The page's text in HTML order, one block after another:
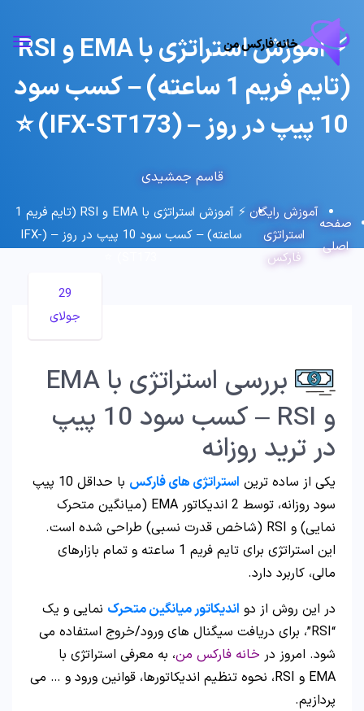
⚡️ آموزش استراتژی با EMA و RSI
(تایم فریم 1 ساعته) – کسب سود
10 پیپ در روز – (IFX-ST173) ⭐️
قاسم جمشیدی
صفحه
اصلی
آموزش رایگان
استراتژی
فارکس
⚡️ آموزش استراتژی با EMA و RSI (تایم فریم 1
ساعته) – کسب سود 10 پیپ در روز – (IFX-
29
جولای
بررسی استراتژی با EMA
و RSI – کسب سود 10 پیپ
در ترید روزانه
یکی از ساده ترین استراتژی های فارکس
با حداقل 10 پیپ
سود روزانه، توسط 2 اندیکاتور EMA (میانگین متحرک
نمایی) و RSI (شاخص قدرت نسبی) طراحی شده است.
این استراتژی برای تایم فریم 1 ساعته و تمام بازارهای
مالی، کاربرد دارد.
در این روش از دو اندیکاتور میانگین متحرک نمایی و یک
“RSI”، برای دریافت سیگنال های ورود/خروج استفاده می
شود. امروز در خانه فارکس من، به معرفی استراتژی با
EMA و RSI، نحوه تنظیم اندیکاتورها، قوانین ورود و … می
پردازیم.